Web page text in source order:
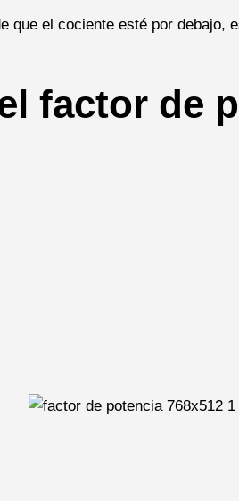
que el cociente esté por debajo,
factor de